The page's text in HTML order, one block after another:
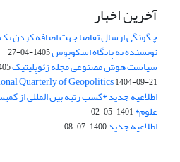
آخرین اخبار
چگونگی ارسال تقاضا جهت اضافه کردن یک
نویسنده به پایگاه اسکوپوس1405-04-27
سیاست هوش مصنوعی مجله ژئوپلیتیک22
Quarterly of Geopolitics1404-09-21
اطلاعیه جدید *کسب رتبه بین المللی از
علوم*1401-05-02
اطلاعیه جدید1400-07-08